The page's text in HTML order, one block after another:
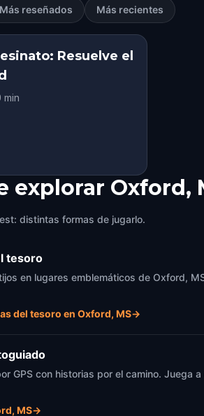
Más reseñados Más recientes
Resuelve el
min
explorar Oxford,
distintas formas de jugarlo.
tesoro
en lugares emblemáticos de Oxford,
del tesoro en Oxford, MS→
GPS con historias por el camino.
MS→